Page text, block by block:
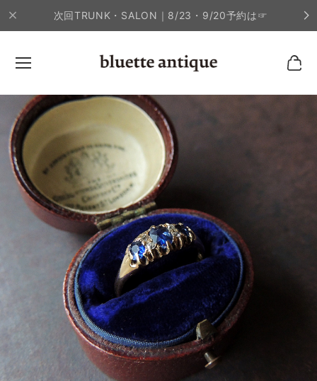
次回TRUNK・SALON｜8/23・9/20予約は☞